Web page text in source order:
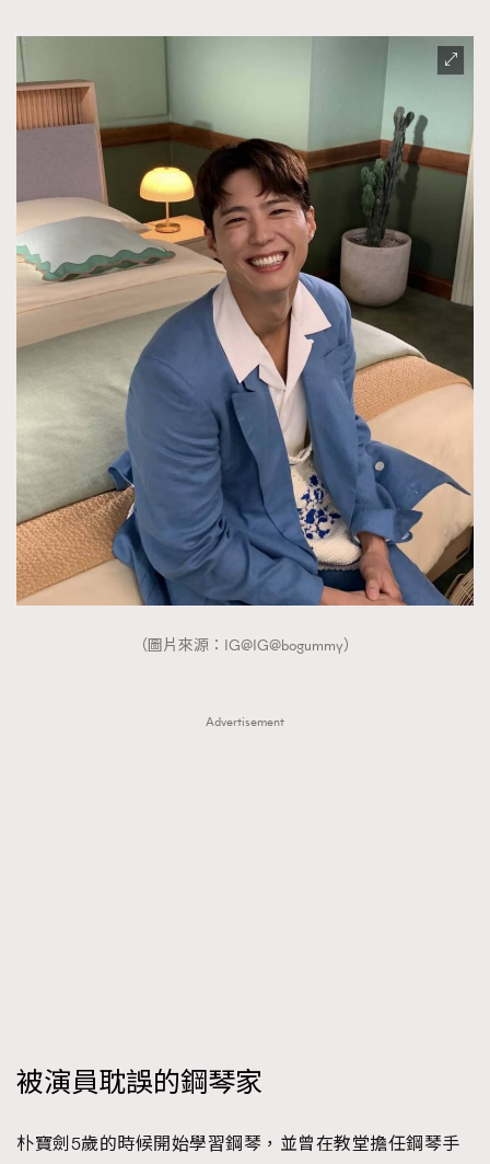
（圖片來源：IG@IG@bogummy）
Advertisement
被演員耽誤的鋼琴家
朴寶劍5歲的時候開始學習鋼琴，並曾在教堂擔任鋼琴手